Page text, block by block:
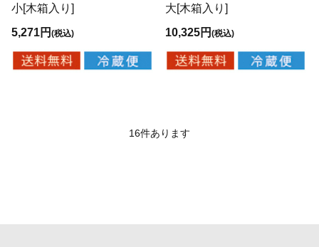
小[木箱入り]
5,271円(税込)
大[木箱入り]
10,325円(税込)
16件あります